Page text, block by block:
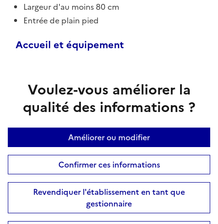
Largeur d'au moins 80 cm
Entrée de plain pied
Accueil et équipement
Voulez-vous améliorer la
qualité des informations ?
Améliorer ou modifier
Confirmer ces informations
Revendiquer l'établissement en tant que
gestionnaire